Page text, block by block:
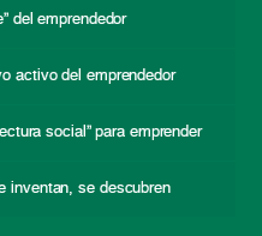
del emprendedor
activo del emprendedor
social” para emprender
inventan, se descubren